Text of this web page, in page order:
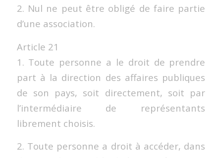
2. Nul ne peut être obligé de faire partie
d’une association.
Article 21
1. Toute personne a le droit de prendre
part à la direction des affaires publiques
de son pays, soit directement, soit par
l’intermédiaire de représentants
librement choisis.
2. Toute personne a droit à accéder, dans